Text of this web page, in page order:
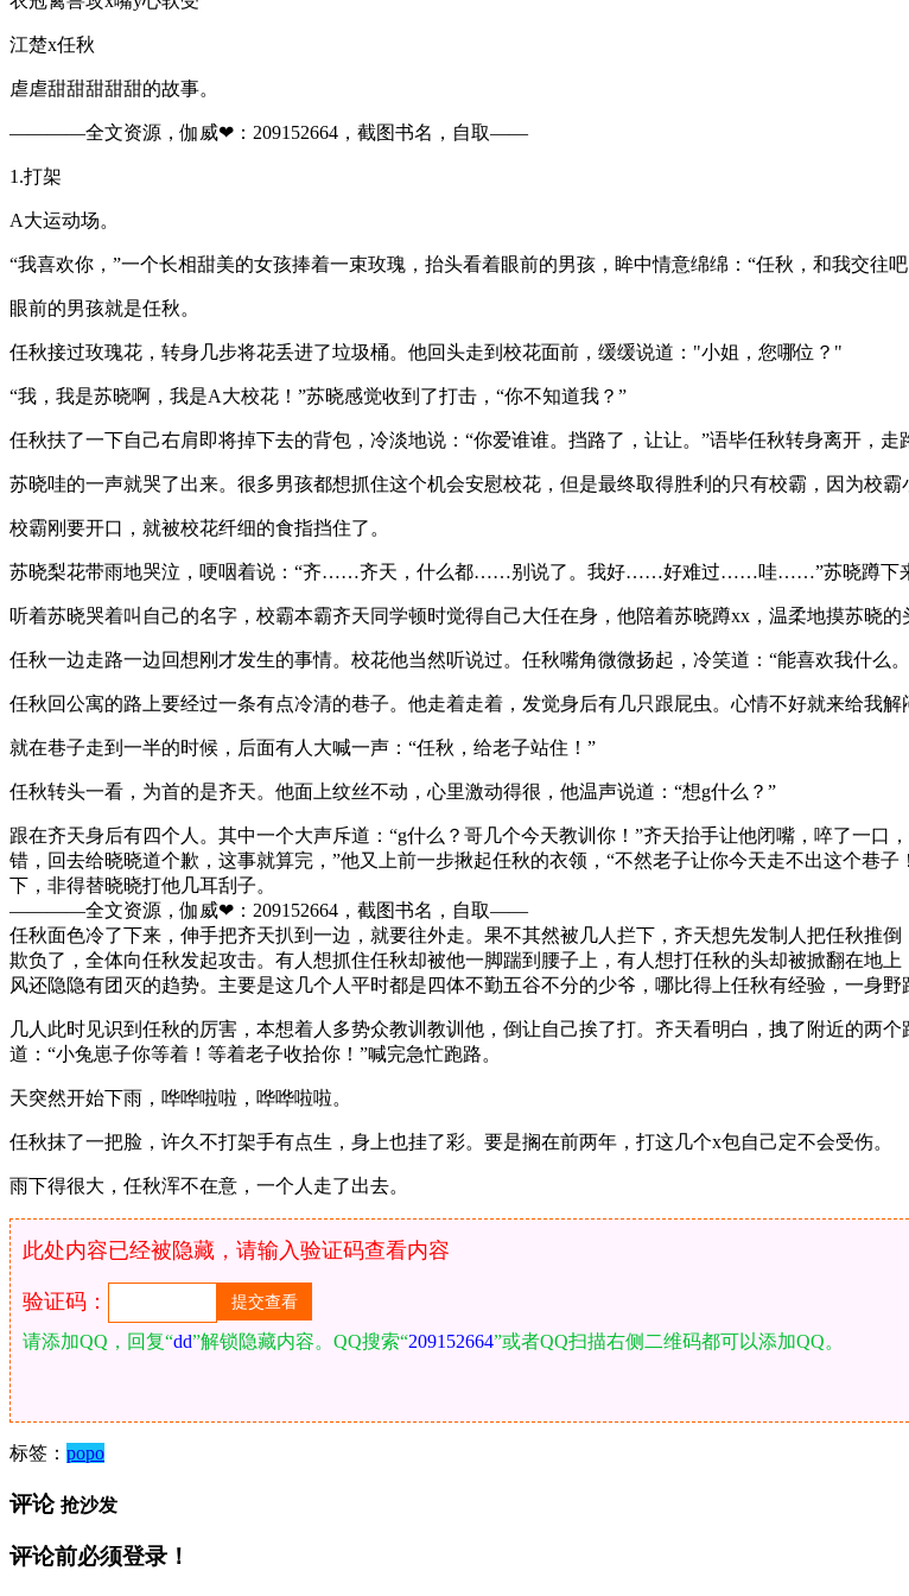
江楚x任秋
虐虐甜甜甜甜甜的故事。
————全文资源，伽威❤：209152664，截图书名，自取——​​​​
1.打架
A大运动场。
“我喜欢你，”一个长相甜美的女孩捧着一束玫瑰，抬头看着眼前的男孩，眸中情意绵绵：“任秋，和我交往
眼前的男孩就是任秋。
任秋接过玫瑰花，转身几步将花丢进了垃圾桶。他回头走到校花面前，缓缓说道："小姐，您哪位？"
“我，我是苏晓啊，我是A大校花！”苏晓感觉收到了打击，“你不知道我？”
任秋扶了一下自己右肩即将掉下去的背包，冷淡地说：“你爱谁谁。挡路了，让让。”语毕任秋转身离开，走
苏晓哇的一声就哭了出来。很多男孩都想抓住这个机会安慰校花，但是最终取得胜利的只有校霸，因为校霸
校霸刚要开口，就被校花纤细的食指挡住了。
苏晓梨花带雨地哭泣，哽咽着说：“齐……齐天，什么都……别说了。我好……好难过……哇……”苏晓蹲下
听着苏晓哭着叫自己的名字，校霸本霸齐天同学顿时觉得自己大任在身，他陪着苏晓蹲xx，温柔地摸苏晓
任秋一边走路一边回想刚才发生的事情。校花他当然听说过。任秋嘴角微微扬起，冷笑道：“能喜欢我什么
任秋回公寓的路上要经过一条有点冷清的巷子。他走着走着，发觉身后有几只跟屁虫。心情不好就来给我解
就在巷子走到一半的时候，后面有人大喊一声：“任秋，给老子站住！”
任秋转头一看，为首的是齐天。他面上纹丝不动，心里激动得很，他温声说道：“想g什么？”
跟在齐天身后有四个人。其中一个大声斥道：“g什么？哥几个今天教训你！”齐天抬手让他闭嘴，啐了一
错，回去给晓晓道个歉，这事就算完，”他又上前一步揪起任秋的衣领，“不然老子让你今天走不出这个巷
下，非得替晓晓打他几耳刮子。
————全文资源，伽威❤：209152664，截图书名，自取——​​​​
任秋面色冷了下来，伸手把齐天扒到一边，就要往外走。果不其然被几人拦下，齐天想先发制人把任秋推
欺负了，全体向任秋发起攻击。有人想抓住任秋却被他一脚踹到腰子上，有人想打任秋的头却被掀翻在地
风还隐隐有团灭的趋势。主要是这几个人平时都是四体不勤五谷不分的少爷，哪比得上任秋有经验，一身野
几人此时见识到任秋的厉害，本想着人多势众教训教训他，倒让自己挨了打。齐天看明白，拽了附近的两
道：“小兔崽子你等着！等着老子收拾你！”喊完急忙跑路。
天突然开始下雨，哗哗啦啦，哗哗啦啦。
任秋抹了一把脸，许久不打架手有点生，身上也挂了彩。要是搁在前两年，打这几个x包自己定不会受伤。
雨下得很大，任秋浑不在意，一个人走了出去。
此处内容已经被隐藏，请输入验证码查看内容
验证码：
请添加QQ，回复“dd”解锁隐藏内容。QQ搜索“209152664”或者QQ扫描右侧二维码都可以添加QQ。
标签： popo
评论 抢沙发
评论前必须登录！